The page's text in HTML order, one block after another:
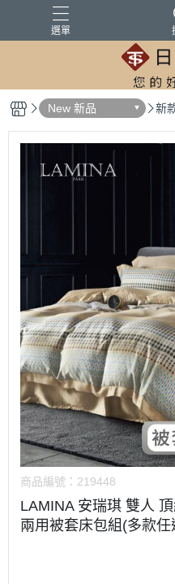
選單
100%精梳棉 100%萊爾賽
New 新品 新
商品編號： 219448
LAMINA 安瑞琪 雙人
兩用被套床包組(多款任